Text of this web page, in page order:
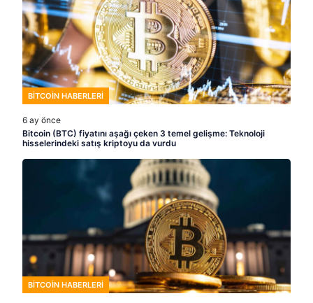
BITCOIN HABERLERI
6 ay önce
Bitcoin (BTC) fiyatını aşağı çeken 3 temel gelişme: Teknoloji
hisselerindeki satış kriptoyu da vurdu
BITCOIN HABERLERI